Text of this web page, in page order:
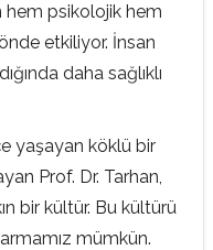
hem psikolojik hem
etkiliyor. İnsan
daha sağlıklı
yaşayan köklü bir
Prof. Dr. Tarhan,
bir kültür. Bu kültürü
mümkün.